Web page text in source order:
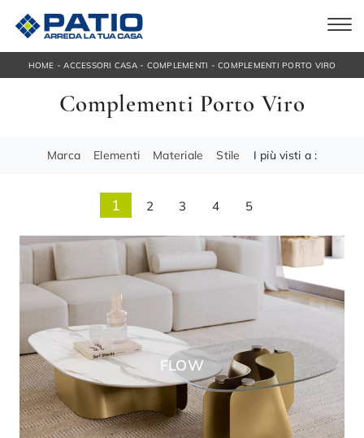
HOME -ACCESSORI CASA- COMPLEMENTI - COMPLEMENTI PORTO VIRO
Complementi Porto Viro
Marca Elementi Materiale Stile I più visti a :
1 2 3 4 5
FLOW